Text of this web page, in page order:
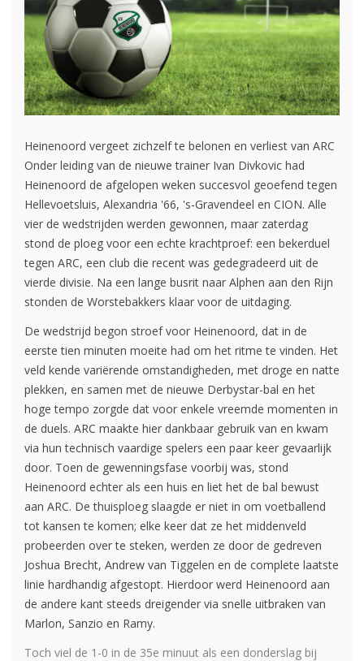
Heinenoord vergeet zichzelf te belonen en verliest van ARC
Onder leiding van de nieuwe trainer Ivan Divkovic had
Heinenoord de afgelopen weken succesvol geoefend tegen
Hellevoetsluis, Alexandria '66, 's-Gravendeel en CION. Alle
vier de wedstrijden werden gewonnen, maar zaterdag
stond de ploeg voor een echte krachtproef: een bekerduel
tegen ARC, een club die recent was gedegradeerd uit de
vierde divisie. Na een lange busrit naar Alphen aan den Rijn
stonden de Worstebakkers klaar voor de uitdaging.
De wedstrijd begon stroef voor Heinenoord, dat in de
eerste tien minuten moeite had om het ritme te vinden. Het
veld kende variërende omstandigheden, met droge en natte
plekken, en samen met de nieuwe Derbystar-bal en het
hoge tempo zorgde dat voor enkele vreemde momenten in
de duels. ARC maakte hier dankbaar gebruik van en kwam
via hun technisch vaardige spelers een paar keer gevaarlijk
door. Toen de gewenningsfase voorbij was, stond
Heinenoord echter als een huis en liet het de bal bewust
aan ARC. De thuisploeg slaagde er niet in om voetballend
tot kansen te komen; elke keer dat ze het middenveld
probeerden over te steken, werden ze door de gedreven
Joshua Brecht, Andrew van Tiggelen en de complete laatste
linie hardhandig afgestopt. Hierdoor werd Heinenoord aan
de andere kant steeds dreigender via snelle uitbraken van
Marlon, Sanzio en Ramy.
Toch viel de 1-0 in de 35e minuut als een donderslag bij